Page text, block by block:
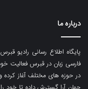
درباره ما
پایگاه اطلاع رسانی رادیو